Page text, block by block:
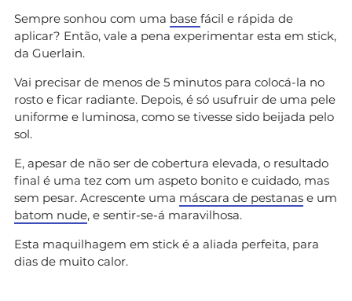
Sempre sonhou com uma base fácil e rápida de
aplicar? Então, vale a pena experimentar esta em stick,
da Guerlain.
Vai precisar de menos de 5 minutos para colocá-la no
rosto e ficar radiante. Depois, é só usufruir de uma pele
uniforme e luminosa, como se tivesse sido beijada pelo
sol.
E, apesar de não ser de cobertura elevada, o resultado
final é uma tez com um aspeto bonito e cuidado, mas
sem pesar. Acrescente uma máscara de pestanas e um
batom nude, e sentir-se-á maravilhosa.
Esta maquilhagem em stick é a aliada perfeita, para
dias de muito calor.